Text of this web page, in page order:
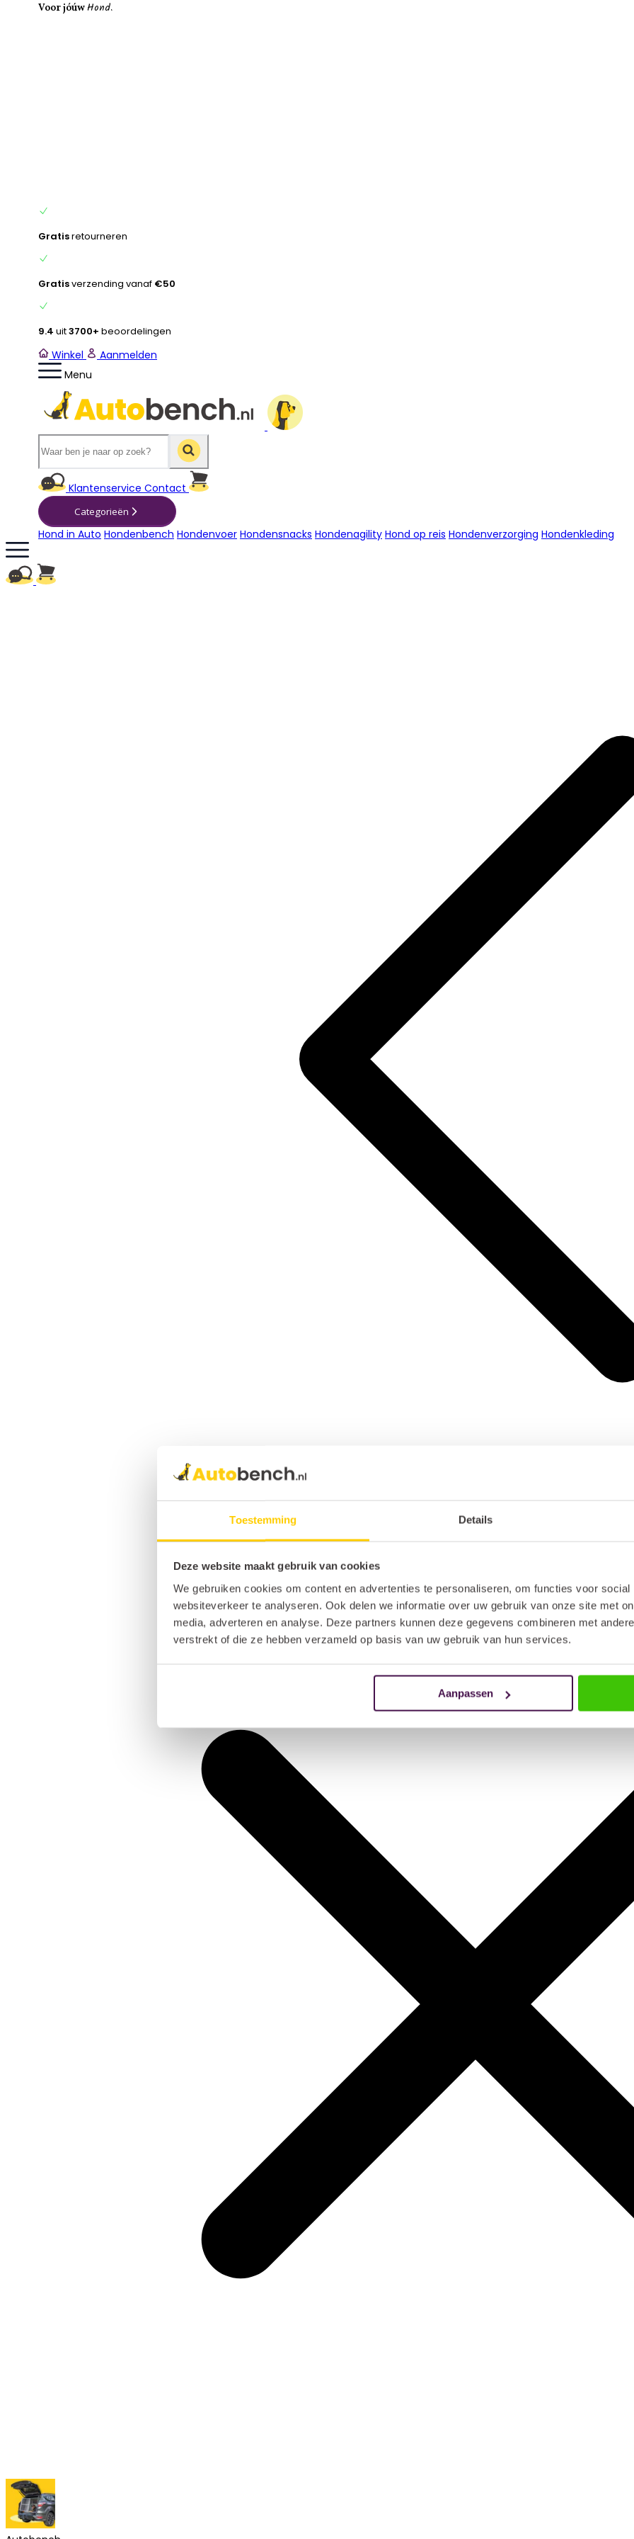
Toestemming Details
Deze website maakt gebruik van cookies
We gebruiken cookies om content en advertenties te personaliseren, om functies voor
websiteverkeer te analyseren. Ook delen we informatie over uw gebruik van onze site met
media, adverteren en analyse. Deze partners kunnen deze gegevens combineren met
verstrekt of die ze hebben verzameld op basis van uw gebruik van hun services.
Aanpassen
Voor jóúwHond.
Gratisretourneren
Gratisverzending vanaf €50
9.4 uit3700+ beoordelingen
Winkel
Aanmelden
Menu
Klantenservice Contact
Categorieën
Hond in Auto Hondenbench Hondenvoer Hondensnacks Hondenagility Hond op reis Hondenverzorging Hondenkleding